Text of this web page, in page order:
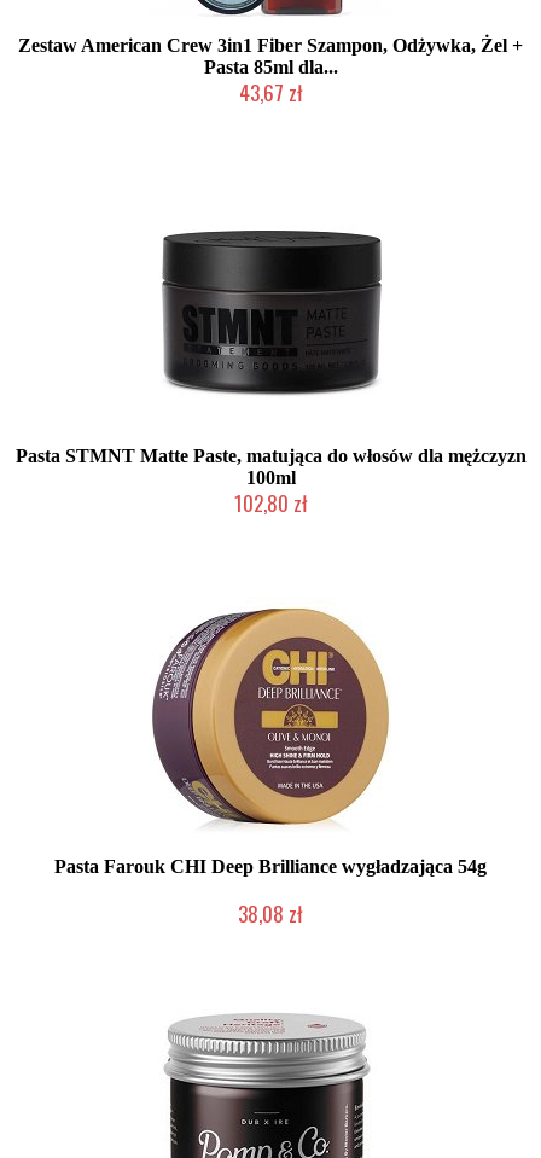
Zestaw American Crew 3in1 Fiber Szampon, Odżywka, Żel +
Pasta 85ml dla...
43,67 zł
Pasta STMNT Matte Paste, matująca do włosów dla mężczyzn
100ml
102,80 zł
Pasta Farouk CHI Deep Brilliance wygładzająca 54g
38,08 zł